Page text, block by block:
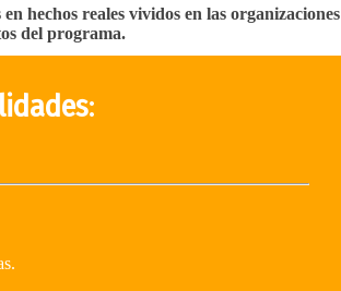
hechos reales vividos en las organizaciones
del programa.
: